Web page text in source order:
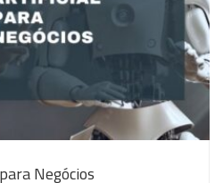
Negócios